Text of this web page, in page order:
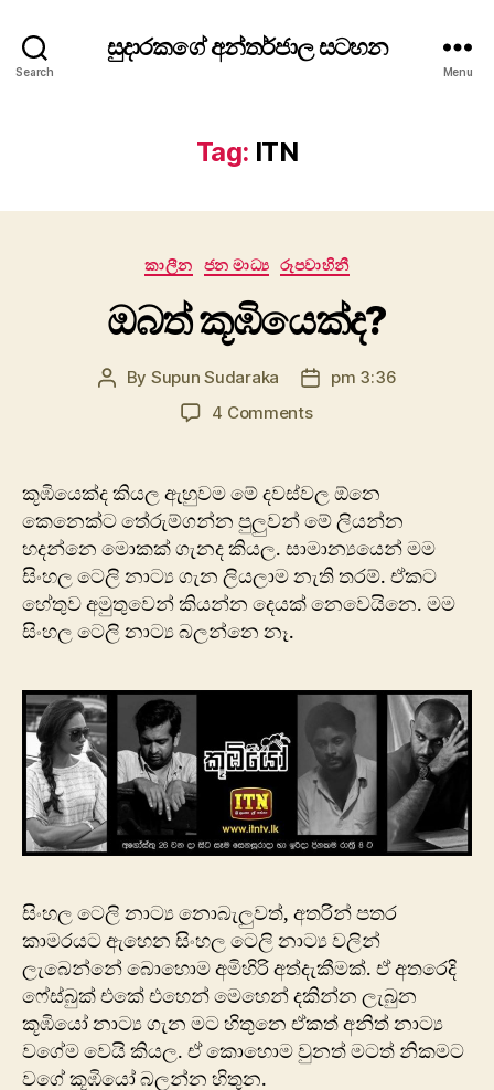
Search
සුදාරකගේ අන්තර්ජාල සටහන
Menu
Tag: ITN
Categories
කාලීන ජන මාධ්‍ය රූපවාහිනී
ඔබත් කූඹියෙක්ද?
Post
By Supun Sudaraka
Postpm 3:36
4 Commentson
කූඹියෙක්ද කියල ඇහුවම මේ දවස්වල ඕනෙ
කෙනෙක්ට තේරුම්ගන්න පුලුවන් මේ ලියන්න
හදන්නෙ මොකක් ගැනද කියල. සාමාන්‍යයෙන් මම
සිංහල ටෙලි නාට්‍ය ගැන ලියලාම නැති තරම්. ඒකට
හේතුව අමුතුවෙන් කියන්න දෙයක් නෙවෙයිනෙ. මම
සිංහල ටෙලි නාට්‍ය බලන්නෙ නෑ.
සිංහල ටෙලි නාට්‍ය නොබැලුවත්, අතරින් පතර
කාමරයට ඇහෙන සිංහල ටෙලි නාට්‍ය වලින්
ලැබෙන්නේ බොහොම අමිහිරි අත්දැකීමක්. ඒ අතරෙදි
ෆේස්බුක් එකේ එහෙන් ම‍ෙහෙන් දකින්න ලැබුන
කූඹියෝ නාට්‍ය ගැන මට හිතුනෙ ඒකත් අනිත් නාට්‍ය
වගේම වෙයි කියල. ඒ කොහොම වුනත් මටත් නිකමට
වගේ කූඹියෝ බලන්න හිතුන.